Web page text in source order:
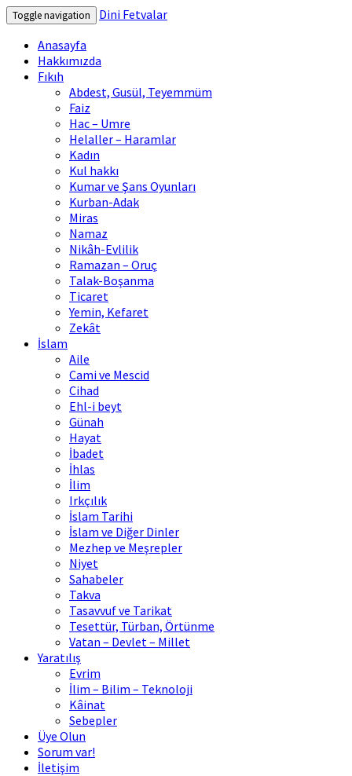
Toggle navigation
Dini Fetvalar
Anasayfa
Hakkımızda
Fıkıh
Abdest, Gusül, Teyemmüm
Faiz
Hac – Umre
Helaller – Haramlar
Kadın
Kul hakkı
Kumar ve Şans Oyunları
Kurban-Adak
Miras
Namaz
Nikâh-Evlilik
Ramazan – Oruç
Talak-Boşanma
Ticaret
Yemin, Kefaret
Zekât
İslam
Aile
Cami ve Mescid
Cihad
Ehl-i beyt
Günah
Hayat
İbadet
İhlas
İlim
Irkçılık
İslam Tarihi
İslam ve Diğer Dinler
Mezhep ve Meşrepler
Niyet
Sahabeler
Takva
Tasavvuf ve Tarikat
Tesettür, Türban, Örtünme
Vatan – Devlet – Millet
Yaratılış
Evrim
İlim – Bilim – Teknoloji
Kâinat
Sebepler
Üye Olun
Sorum var!
İletişim